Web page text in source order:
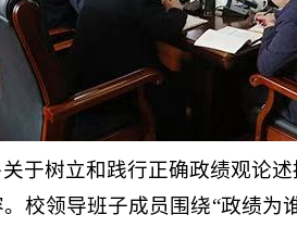
于树立和践行正确政绩观论
校领导班子成员围绕“政绩为